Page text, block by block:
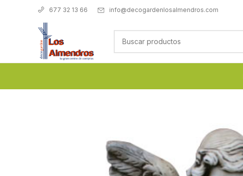
677 32 13 66 info@decogardenlosalmendros.com